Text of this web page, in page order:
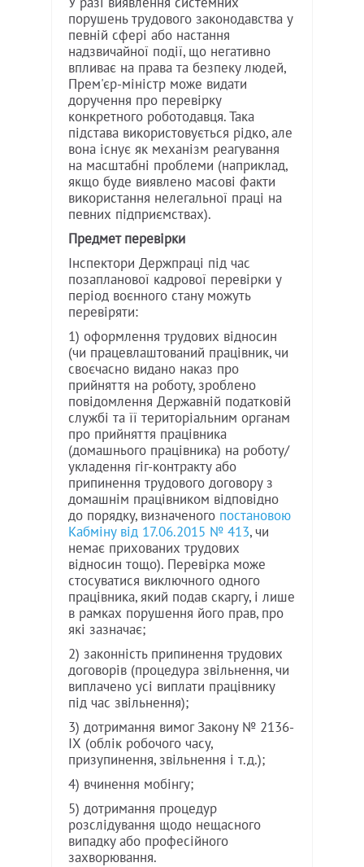
порушень трудового законодавства у
певній сфері або настання
надзвичайної події, що негативно
впливає на права та безпеку людей,
Прем'єр-міністр може видати
доручення про перевірку
конкретного роботодавця. Така
підстава використовується рідко, але
вона існує як механізм реагування
на масштабні проблеми (наприклад,
якщо буде виявлено масові факти
використання нелегальної праці на
певних підприємствах).
Предмет перевірки
Інспектори Держпраці під час
позапланової кадрової перевірки у
період воєнного стану можуть
перевіряти:
1) оформлення трудових відносин
(чи працевлаштований працівник, чи
своєчасно видано наказ про
прийняття на роботу, зроблено
повідомлення Державній податковій
службі та її територіальним органам
про прийняття працівника
(домашнього працівника) на роботу/
укладення гіг-контракту або
припинення трудового договору з
домашнім працівником відповідно
до порядку, визначеного постановою
Кабміну від 17.06.2015 № 413, чи
немає прихованих трудових
відносин тощо). Перевірка може
стосуватися виключного одного
працівника, який подав скаргу, і лише
в рамках порушення його прав, про
які зазначає;
2) законність припинення трудових
договорів (процедура звільнення, чи
виплачено усі виплати працівнику
під час звільнення);
3) дотримання вимог Закону № 2136-
IX (облік робочого часу,
призупинення, звільнення і т.д.);
4) вчинення мобінгу;
5) дотримання процедур
розслідування щодо нещасного
випадку або професійного
захворювання.